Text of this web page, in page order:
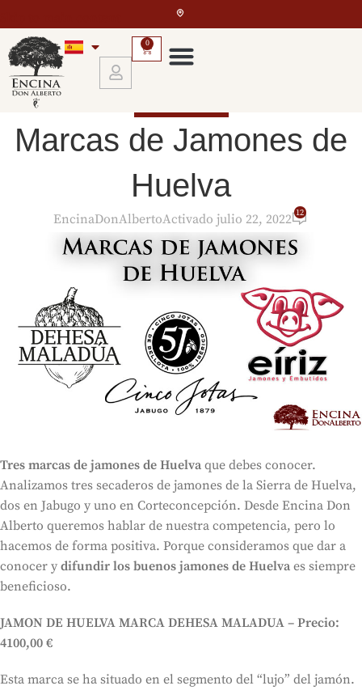
0
Marcas de Jamones de
Huelva
EncinaDonAlbertoActivado julio 22, 2022 12
Tres marcas de jamones de Huelva que debes conocer.
Analizamos tres secaderos de jamones de la Sierra de Huelva,
dos en Jabugo y uno en Corteconcepción. Desde Encina Don
Alberto queremos hablar de nuestra competencia, pero lo
hacemos de forma positiva. Porque consideramos que dar a
conocer y difundir los buenos jamones de Huelva es siempre
beneficioso.
JAMON DE HUELVA MARCA DEHESA MALADUA – Precio:
4100,00 €
Esta marca se ha situado en el segmento del “lujo” del jamón.